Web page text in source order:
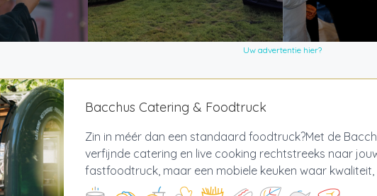
Uw advertentie hier?
Bacchus Catering & Foodtruck
Zin in méér dan een standaard foodtruck?Met de
verfijnde catering en live cooking rechtstreeks naar
fastfoodtruck, maar een mobiele keuken waar kwaliteit,